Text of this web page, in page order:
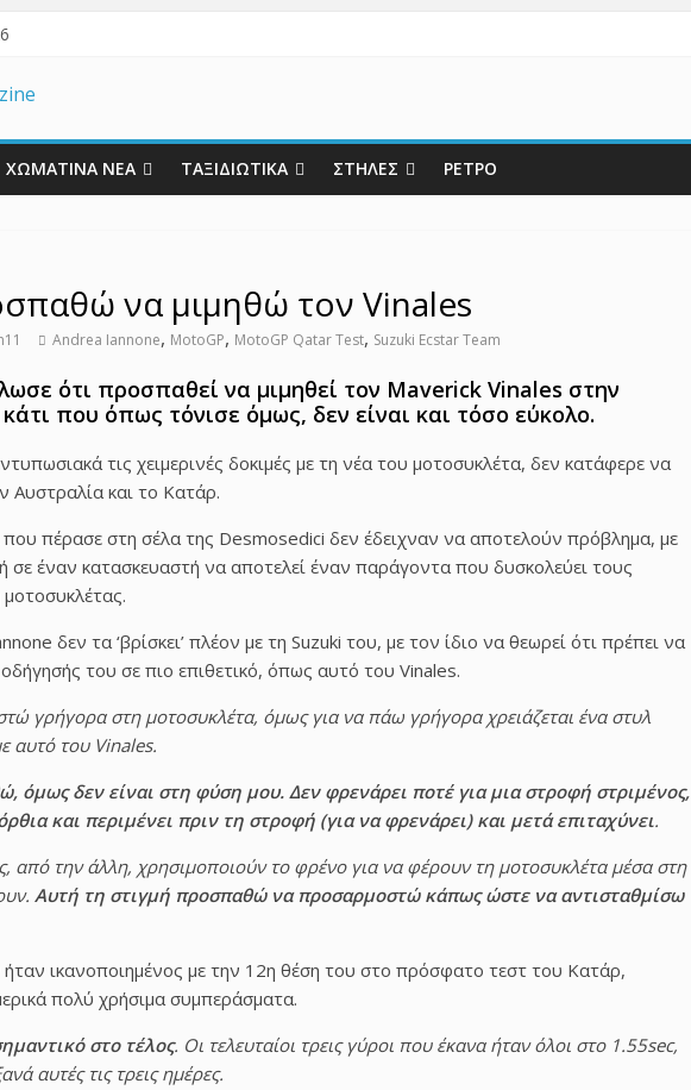
ΧΩΜΑΤΙΝΑ ΝΕΑ ΤΑΞΙΔΙΩΤΙΚΑ ΣΤΗΛΕΣ ΡΕΤΡΟ
να μιμηθώ τον Vinales
Andrea Iannone, MotoGP, MotoGP Qatar Test, Suzuki Ecstar Team
ότι προσπαθεί να μιμηθεί τον Maverick Vinales στην
κάτι που όπως τόνισε όμως, δεν είναι και τόσο εύκολο.
τις χειμερινές δοκιμές με τη νέα του μοτοσυκλέτα, δεν κατάφερε να
Αυστραλία και το Κατάρ.
που πέρασε στη σέλα της Desmosedici δεν έδειχναν να αποτελούν πρόβλημα, με
σε έναν κατασκευαστή να αποτελεί έναν παράγοντα που δυσκολεύει τους
δεν τα ‘βρίσκει’ πλέον με τη Suzuki του, με τον ίδιο να θεωρεί ότι πρέπει να
του σε πιο επιθετικό, όπως αυτό του Vinales.
γρήγορα στη μοτοσυκλέτα, όμως για να πάω γρήγορα χρειάζεται ένα στυλ
αυτό του Vinales.
όμως δεν είναι στη φύση μου. Δεν φρενάρει ποτέ για μια στροφή στριμένος,
και περιμένει πριν τη στροφή (για να φρενάρει) και μετά επιταχύνει.
από την άλλη, χρησιμοποιούν το φρένο για να φέρουν τη μοτοσυκλέτα μέσα στη
Αυτή τη στιγμή προσπαθώ να προσαρμοστώ κάπως ώστε να αντισταθμίσω
ικανοποιημένος με την 12η θέση του στο πρόσφατο τεστ του Κατάρ,
πολύ χρήσιμα συμπεράσματα.
στο τέλος. Οι τελευταίοι τρεις γύροι που έκανα ήταν όλοι στο 1.55sec,
αυτές τις τρεις ημέρες.